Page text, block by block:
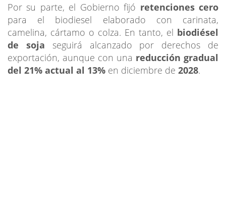
Por su parte, el Gobierno fijó retenciones cero
para el biodiesel elaborado con carinata,
camelina, cártamo o colza. En tanto, el biodiésel
de soja seguirá alcanzado por derechos de
exportación, aunque con una reducción gradual
del 21% actual al 13% en diciembre de 2028.